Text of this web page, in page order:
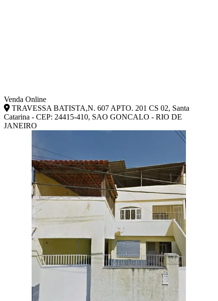
Venda Online
TRAVESSA BATISTA,N. 607 APTO. 201 CS 02, Santa
Catarina - CEP: 24415-410, SAO GONCALO - RIO DE
JANEIRO